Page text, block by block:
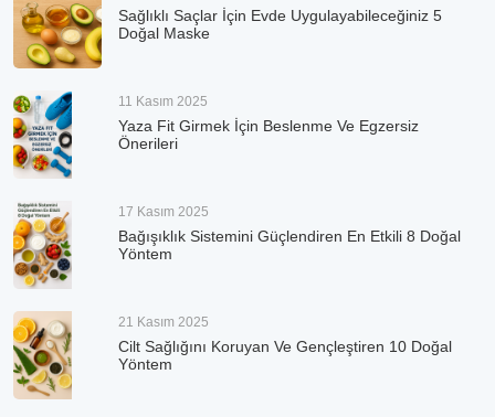
Sağlıklı Saçlar İçin Evde Uygulayabileceğiniz 5
Doğal Maske
11 Kasım 2025
Yaza Fit Girmek İçin Beslenme Ve Egzersiz
Önerileri
17 Kasım 2025
Bağışıklık Sistemini Güçlendiren En Etkili 8 Doğal
Yöntem
21 Kasım 2025
Cilt Sağlığını Koruyan Ve Gençleştiren 10 Doğal
Yöntem